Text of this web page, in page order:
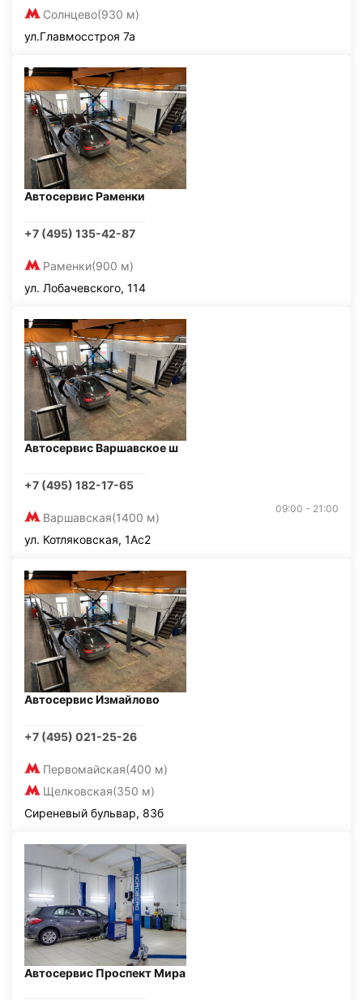
Солнцево(930 м)
ул.Главмосстроя 7а
Автосервис Раменки
+7 (495) 135-42-87
Раменки(900 м)
ул. Лобачевского, 114
Автосервис Варшавское ш
+7 (495) 182-17-65
Варшавская(1400 м)
09:00 - 21:00
ул. Котляковская, 1Ас2
Автосервис Измайлово
+7 (495) 021-25-26
Первомайская(400 м)
Щелковская(350 м)
Сиреневый бульвар, 83б
Автосервис Проспект Мира